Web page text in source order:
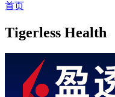
首页
Tigerless Health